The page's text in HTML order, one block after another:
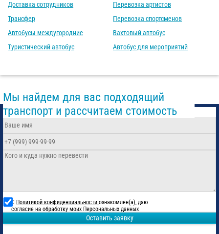
Доставка сотрудников
Трансфер
Автобусы междугородние
Туристический автобус
Перевозка артистов
Перевозка спортсменов
Вахтовый автобус
Автобус для мероприятий
Мы найдем для вас подходящий
транспорт и рассчитаем стоимость
С Политикой конфиденциальности ознакомлен(а), даю
согласие на обработку моих Персональных данных
Оставить заявку